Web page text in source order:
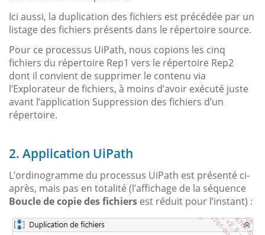
Ici aussi, la duplication des fichiers est précédée par un
listage des fichiers présents dans le répertoire source.
Pour ce processus UiPath, nous copions les cinq
fichiers du répertoire Rep1 vers le répertoire Rep2
dont il convient de supprimer le contenu via
l’Explorateur de fichiers, à moins d’avoir exécuté juste
avant l’application Suppression des fichiers d’un
répertoire.
2. Application UiPath
L’ordinogramme du processus UiPath est présenté ci-
après, mais pas en totalité (l’affichage de la séquence
Boucle de copie des fichiers est réduit pour l’instant) :